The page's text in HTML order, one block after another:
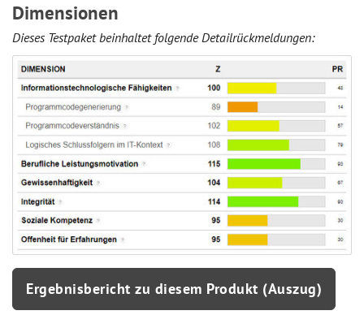
Dimensionen
Dieses Testpaket beinhaltet folgende Detailrückmeldungen:
Ergebnisbericht zu diesem Produkt (Auszug)